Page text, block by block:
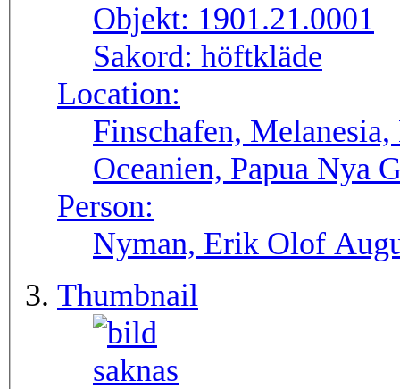
Objekt: 1901.21.0001
Sakord: höftkläde
Location:
Finschafen,
Oceanien, Papua Nya
Person:
Nyman, Erik Olof
Thumbnail